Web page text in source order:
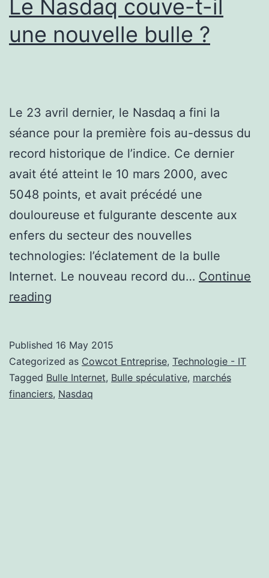
Le Nasdaq couve-t-il
une nouvelle bulle ?
Le 23 avril dernier, le Nasdaq a fini la
séance pour la première fois au-dessus du
record historique de l’indice. Ce dernier
avait été atteint le 10 mars 2000, avec
5048 points, et avait précédé une
douloureuse et fulgurante descente aux
enfers du secteur des nouvelles
technologies: l’éclatement de la bulle
Internet. Le nouveau record du… Continue
reading
t-
il
une
Published 16 May 2015
Categorized as Cowcot Entreprise, Technologie - IT
Tagged Bulle Internet, Bulle spéculative, marchés
financiers, Nasdaq